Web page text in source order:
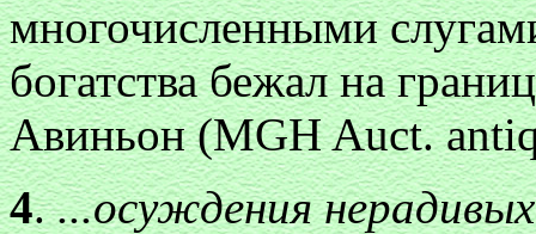
многочисленными
богатства бежал на
Авиньон (MGH Auct.
4....осуждения